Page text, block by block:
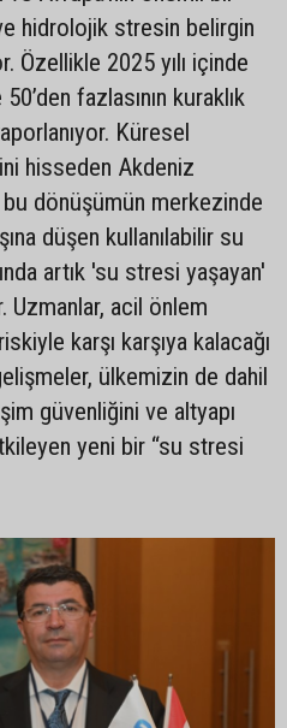
hidrolojik stresin belirgin
Özellikle 2025 yılı içinde
fazlasının kuraklık
Küresel
hisseden Akdeniz
dönüşümün merkezinde
düşen kullanılabilir su
artık 'su stresi yaşayan'
Uzmanlar, acil önlem
karşı karşıya kalacağı
ülkemizin de dahil
güvenliğini ve altyapı
yeni bir “su stresi